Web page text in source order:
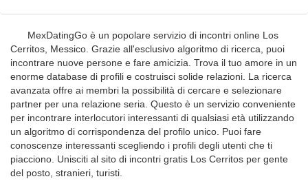
MexDatingGo è un popolare servizio di incontri online Los
Cerritos, Messico. Grazie all'esclusivo algoritmo di ricerca, puoi
incontrare nuove persone e fare amicizia. Trova il tuo amore in un
enorme database di profili e costruisci solide relazioni. La ricerca
avanzata offre ai membri la possibilità di cercare e selezionare
partner per una relazione seria. Questo è un servizio conveniente
per incontrare interlocutori interessanti di qualsiasi età utilizzando
un algoritmo di corrispondenza del profilo unico. Puoi fare
conoscenze interessanti scegliendo i profili degli utenti che ti
piacciono. Unisciti al sito di incontri gratis Los Cerritos per gente
del posto, stranieri, turisti.